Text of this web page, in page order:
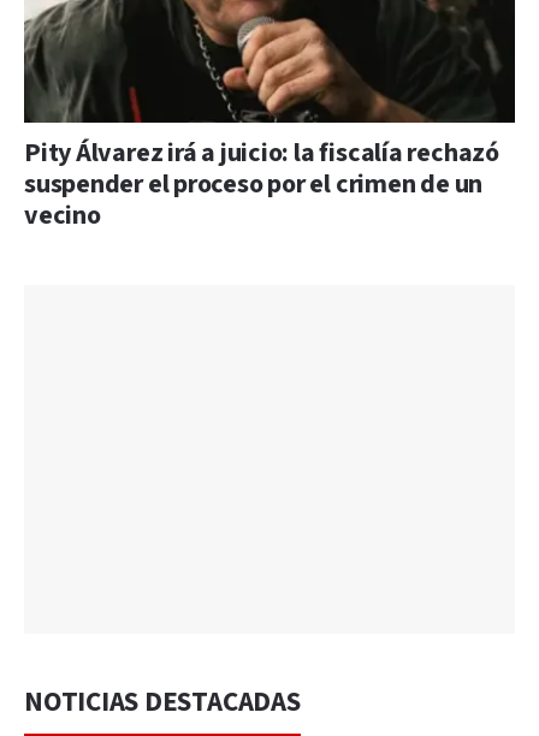
Pity Álvarez irá a juicio: la fiscalía rechazó
suspender el proceso por el crimen de un
vecino
NOTICIAS DESTACADAS